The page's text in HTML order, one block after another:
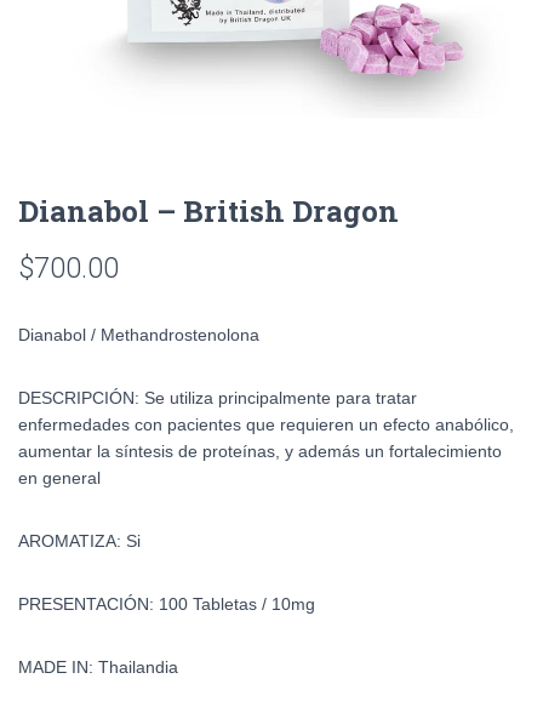
Dianabol – British Dragon
$700.00
Dianabol / Methandrostenolona
DESCRIPCIÓN: Se utiliza principalmente para tratar
enfermedades con pacientes que requieren un efecto anabólico,
aumentar la síntesis de proteínas, y además un fortalecimiento
en general
AROMATIZA: Si
PRESENTACIÓN: 100 Tabletas / 10mg
MADE IN: Thailandia